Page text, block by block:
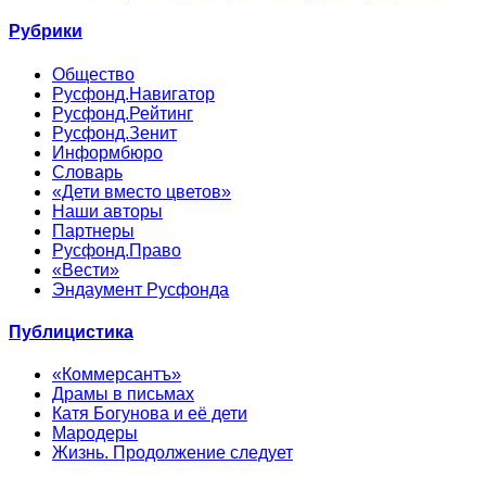
Рубрики
Общество
Русфонд.Навигатор
Русфонд.Рейтинг
Русфонд.Зенит
Информбюро
Словарь
«Дети вместо цветов»
Наши авторы
Партнеры
Русфонд.Право
«Вести»
Эндаумент Русфонда
Публицистика
«Коммерсантъ»
Драмы в письмах
Катя Богунова и её дети
Мародеры
Жизнь. Продолжение следует